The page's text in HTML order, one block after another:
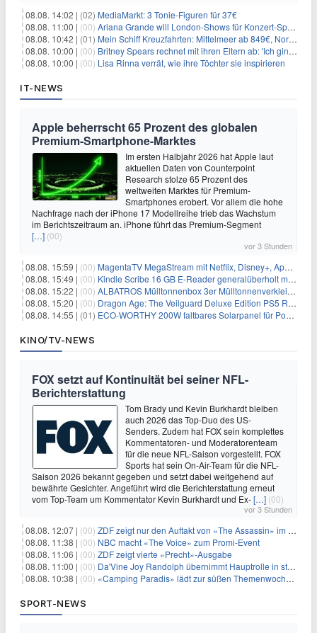
08.08. 14:02 | (02) MediaMarkt: 3 Tonie-Figuren für 37€
08.08. 11:00 | (00) Ariana Grande will London-Shows für Konzert-Special filmen
08.08. 10:42 | (01) Mein Schiff Kreuzfahrten: Mittelmeer ab 849€, Norwegen ab 999€ p.P.
08.08. 10:00 | (00) Britney Spears rechnet mit ihren Eltern ab: 'Ich ging zwei Monate lang auf die Knie und weinte'
08.08. 10:00 | (00) Lisa Rinna verrät, wie ihre Töchter sie inspirieren
IT-NEWS
Apple beherrscht 65 Prozent des globalen
Premium-Smartphone-Marktes
Im ersten Halbjahr 2026 hat Apple laut
aktuellen Daten von Counterpoint
Research stolze 65 Prozent des
weltweiten Marktes für Premium-
Smartphones erobert. Vor allem die hohe
Nachfrage nach der iPhone 17 Modellreihe trieb das Wachstum
im Berichtszeitraum an. iPhone führt das Premium-Segment
[…] (00)
vor 3 Stunden
08.08. 15:59 | (00) MagentaTV MegaStream mit Netflix, Disney+, Apple TV+ & RTL+ für 30€/Monat (effektiv 20,83€/Monat)
08.08. 15:49 | (00) Kindle Scribe 16 GB E-Reader generalüberholt mit Eingabestift für 197,99€
08.08. 15:22 | (00) ALBATROS Mülltonnenbox 3er Mülltonnenverkleidung aus Metall für 577,15€
08.08. 15:20 | (00) Dragon Age: The Veilguard Deluxe Edition PS5 Rollenspiel für 13,76€
08.08. 14:55 | (01) ECO-WORTHY 200W faltbares Solarpanel für Powerstation & Camping für 123,99€
KINO/TV-NEWS
FOX setzt auf Kontinuität bei seiner NFL-
Berichterstattung
Tom Brady und Kevin Burkhardt bleiben
auch 2026 das Top-Duo des US-
Senders. Zudem hat FOX sein komplettes
Kommentatoren- und Moderatorenteam
für die neue NFL-Saison vorgestellt. FOX
Sports hat sein On-Air-Team für die NFL-
Saison 2026 bekannt gegeben und setzt dabei weitgehend auf
bewährte Gesichter. Angeführt wird die Berichterstattung erneut
vom Top-Team um Kommentator Kevin Burkhardt und Ex-[…] (00)
vor 3 Stunden
08.08. 12:07 | (00) ZDF zeigt nur den Auftakt von «The Assassin» im Fernsehen
08.08. 11:38 | (00) NBC macht «The Voice» zum Promi-Event
08.08. 11:06 | (00) ZDF zeigt vierte «Precht»-Ausgabe
08.08. 11:00 | (00) Da'Vine Joy Randolph übernimmt Hauptrolle in starbesetzter schwarzer Komödie
08.08. 10:38 | (00) «Camping Paradis» lädt zur süßen Themenwoche ein
SPORT-NEWS